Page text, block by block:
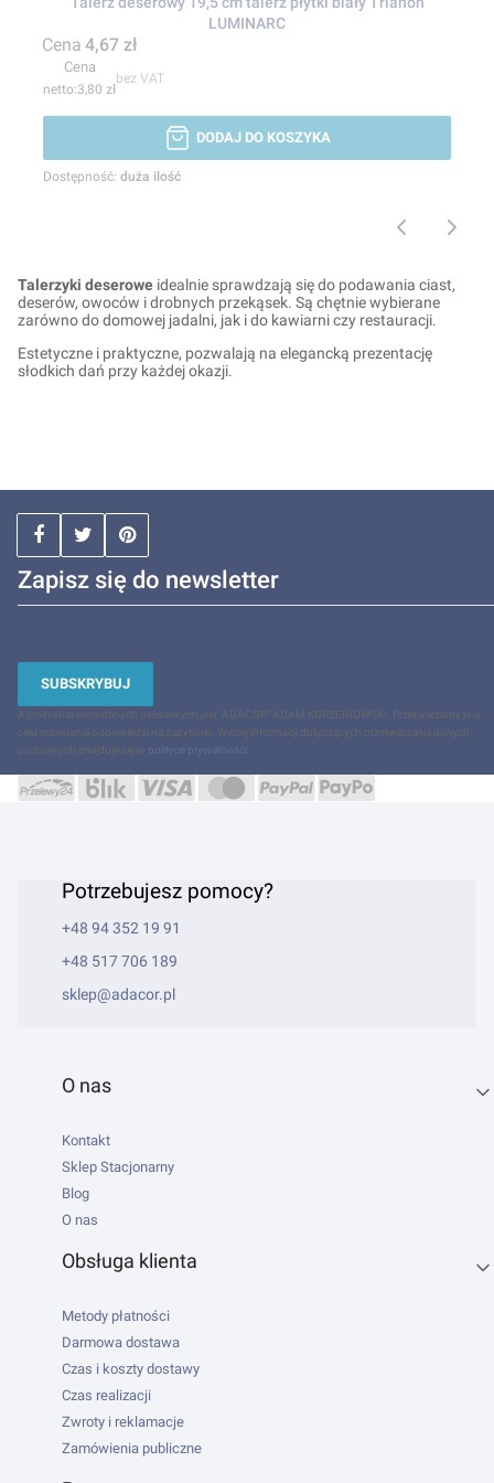
LUMINARC
Cena 4,67 zł
Cena
3,80 zł
bez VAT
DODAJ DO KOSZYKA
Dostępność: duża ilość
Talerzyki deserowe idealnie sprawdzają się do podawania ciast,
deserów, owoców i drobnych przekąsek. Są chętnie wybierane
zarówno do domowej jadalni, jak i do kawiarni czy restauracji.
Estetyczne i praktyczne, pozwalają na elegancką prezentację
słodkich dań przy każdej okazji.
Zapisz się do newsletter
SUBSKRYBUJ
Administratorem danych osobowych jest "ADACOR" ADAM KORZENIOWSKI. Przetwarzamy je w
celu przesłania odpowiedzi na zapytanie. Więcej informacji dotyczących przetwarzania danych
osobowych znajduje się w
Potrzebujesz pomocy?
+48 94 352 19 91
+48 517 706 189
sklep@adacor.pl
Linki w stopce
O nas
Kontakt
Sklep Stacjonarny
Blog
O nas
Obsługa klienta
Metody płatności
Darmowa dostawa
Czas i koszty dostawy
Czas realizacji
Zwroty i reklamacje
Zamówienia publiczne